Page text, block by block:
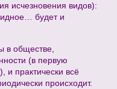
исчезновения видов):
будет и
в обществе,
(в первую
и практически всё
происходит.